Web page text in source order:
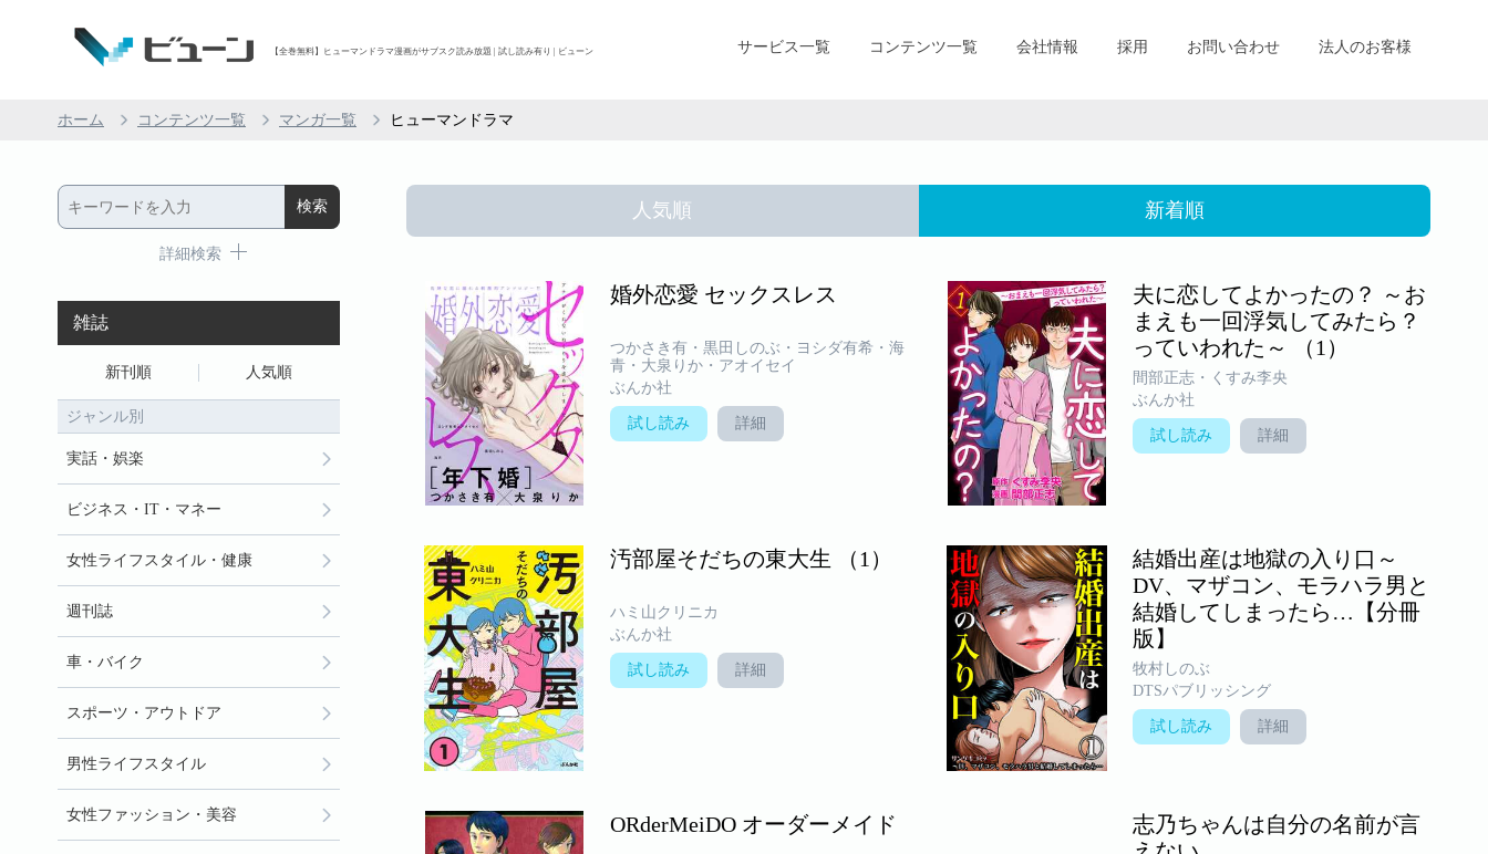
【全巻無料】ヒューマンドラマ漫画がサブスク読み放題 | 試し読み有り | ビューン サービス一覧 コンテンツ一覧 会社情報 採用 お問い合わせ 法人のお客様
ホーム コンテンツ一覧 マンガ一覧 ヒューマンドラマ
人気順 新着順
婚外恋愛 セックスレス
つかさき有・黒田しのぶ・ヨシダ有希・海
青・大泉りか・アオイセイ
ぶんか社
試し読み 詳細
夫に恋してよかったの？ ～お
まえも一回浮気してみたら？
っていわれた～ （1）
間部正志・くすみ李央
ぶんか社
試し読み 詳細
汚部屋そだちの東大生 （1）
ハミ山クリニカ
ぶんか社
試し読み 詳細
結婚出産は地獄の入り口～
DV、マザコン、モラハラ男と
結婚してしまったら…【分冊
版】
牧村しのぶ
DTSパブリッシング
試し読み 詳細
ORderMeiDO オーダーメイド
志乃ちゃんは自分の名前が言
詳細検索
雑誌
新刊順 人気順
ジャンル別
実話・娯楽
ビジネス・IT・マネー
女性ライフスタイル・健康
週刊誌
車・バイク
スポーツ・アウトドア
男性ライフスタイル
女性ファッション・美容